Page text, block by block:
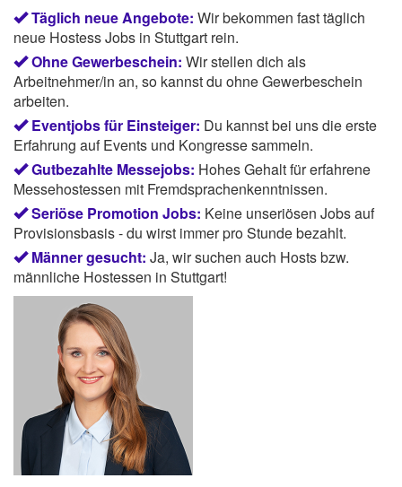
Täglich neue Angebote: Wir bekommen fast täglich
neue Hostess Jobs in Stuttgart rein.
Ohne Gewerbeschein: Wir stellen dich als
Arbeitnehmer/in an, so kannst du ohne Gewerbeschein
arbeiten.
Eventjobs für Einsteiger: Du kannst bei uns die erste
Erfahrung auf Events und Kongresse sammeln.
Gutbezahlte Messejobs: Hohes Gehalt für erfahrene
Messehostessen mit Fremdsprachenkenntnissen.
Seriöse Promotion Jobs: Keine unseriösen Jobs auf
Provisionsbasis - du wirst immer pro Stunde bezahlt.
Männer gesucht: Ja, wir suchen auch Hosts bzw.
männliche Hostessen in Stuttgart!